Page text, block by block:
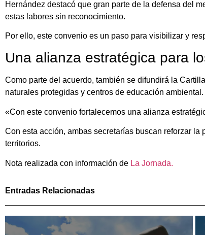
Hernández destacó que gran parte de la defensa del
estas labores sin reconocimiento.
Por ello, este convenio es un paso para visibilizar y
Una alianza estratégica para
Como parte del acuerdo, también se difundirá la
naturales protegidas y centros de educación ambiental.
«Con este convenio fortalecemos una alianza
Con esta acción, ambas secretarías buscan reforzar
territorios.
Nota realizada con información de La Jornada.
Entradas Relacionadas